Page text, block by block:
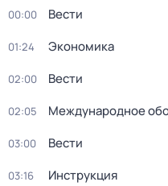
00:00 Вести
01:24 Экономика
02:00 Вести
02:05 Международное
03:00 Вести
03:16 Инструкция